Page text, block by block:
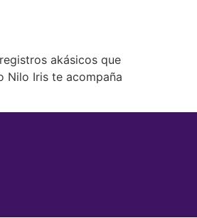
akásicos que
Nilo Iris te acompaña